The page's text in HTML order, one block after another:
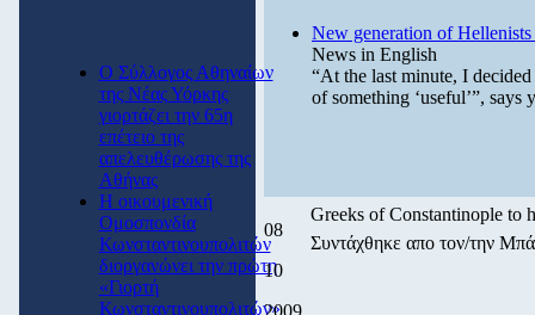
Ο Σύλλογος Αθηναίων
της Νέας Υόρκης
γιορτάζει την 65η
επέτειο της
απελευθέρωσης της
Αθήνας
Η οικουμενική
Ομοσπονδία
Κωνσταντινουπολιτών
διοργανώνει την πρώτη
«Γιορτή
Κωνσταντινουπολιτών»
New generation of
News in English
“At the last minute, I
of something ‘useful’”,
08
10
2009
Greeks of Constantinople to
Συντάχθηκε απο τον/την